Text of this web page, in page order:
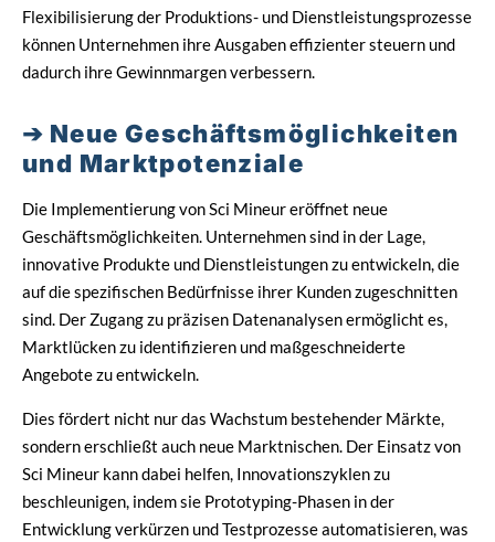
Flexibilisierung der Produktions- und Dienstleistungsprozesse
können Unternehmen ihre Ausgaben effizienter steuern und
dadurch ihre Gewinnmargen verbessern.
Neue Geschäftsmöglichkeiten
und Marktpotenziale
Die Implementierung von Sci Mineur eröffnet neue
Geschäftsmöglichkeiten. Unternehmen sind in der Lage,
innovative Produkte und Dienstleistungen zu entwickeln, die
auf die spezifischen Bedürfnisse ihrer Kunden zugeschnitten
sind. Der Zugang zu präzisen Datenanalysen ermöglicht es,
Marktlücken zu identifizieren und maßgeschneiderte
Angebote zu entwickeln.
Dies fördert nicht nur das Wachstum bestehender Märkte,
sondern erschließt auch neue Marktnischen. Der Einsatz von
Sci Mineur kann dabei helfen, Innovationszyklen zu
beschleunigen, indem sie Prototyping-Phasen in der
Entwicklung verkürzen und Testprozesse automatisieren, was